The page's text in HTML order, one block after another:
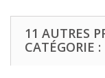
11 AUTRES
CATÉGORIE :